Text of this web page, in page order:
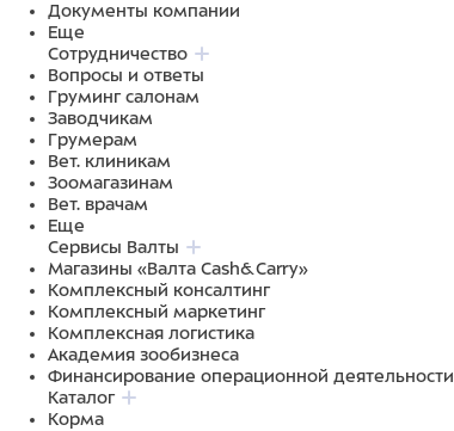
Документы компании
Еще
Сотрудничество
Вопросы и ответы
Груминг салонам
Заводчикам
Грумерам
Вет. клиникам
Зоомагазинам
Вет. врачам
Еще
Сервисы Валты
Магазины «Валта Cash&Carry»
Комплексный консалтинг
Комплексный маркетинг
Комплексная логистика
Академия зообизнеса
Финансирование операционной деятельности
Каталог
Корма